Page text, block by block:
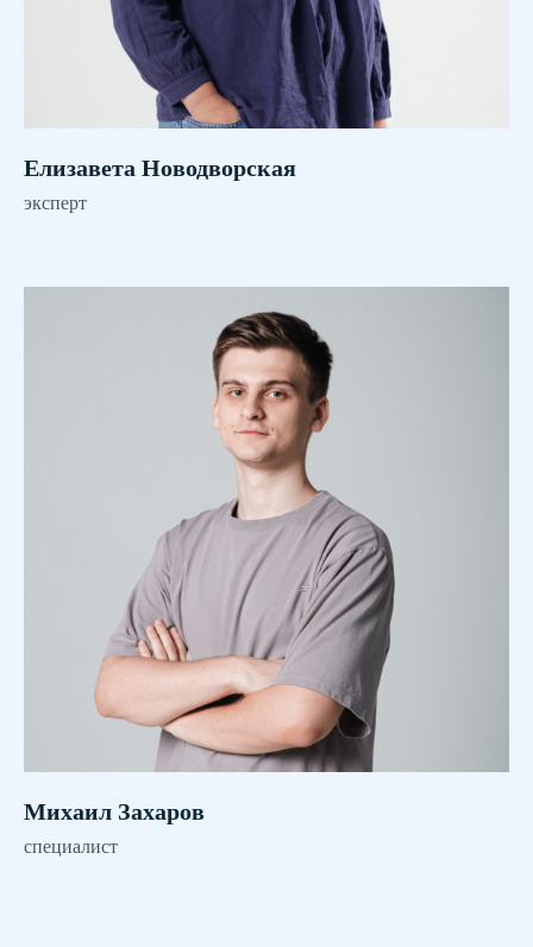
Елизавета Новодворская
эксперт
Михаил Захаров
специалист